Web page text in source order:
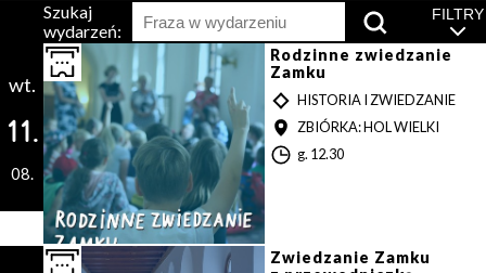
Szukaj
wydarzeń:
Wciśnij,
by
wyszukać
FILTRY
wt.
11.
08.
Rodzinne zwiedzanie
Zamku
T
Y
P
HISTORIA I ZWIEDZANIE
MIEJSCE
ZBIÓRKA: HOL WIELKI
G
a
g. 12.30
Zwiedzanie Zamku